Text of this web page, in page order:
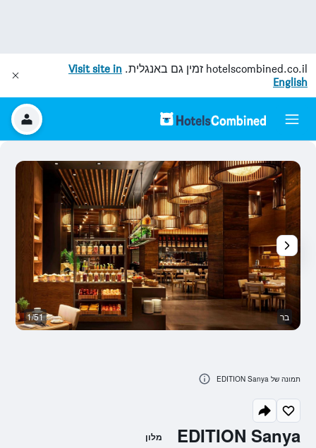
hotelscombined.co.il זמין גם באנגלית. Visit site in
English
EDITION Sanya מלון
בר 1/51
תמונה של EDITION Sanya